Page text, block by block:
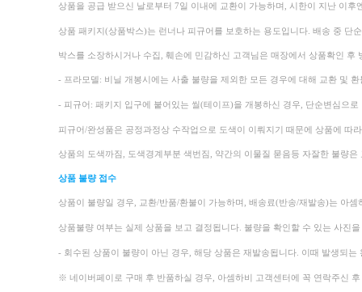
상품을 공급 받으신 날로부터 7일 이내에 교환이 가능하며, 시한이 지난 이후
상품 패키지(상품박스)는 런너나 피규어를 보호하는 용도입니다. 배송 중
박스를 소장하시거나 수집, 훼손에 민감하신 고객님은 매장에서 상품확인 후
- 프라모델: 비닐 개봉시에는 사출 불량을 제외한 모든 경우에 대해 교환 및
- 피규어: 패키지 입구에 붙어있는 씰(테이프)을 개봉하신 경우, 단순변심으
피규어/완성품은 공정과정상 수작업으로 도색이 이뤄지기 때문에 상품에
상품의 도색까짐, 도색경계부분 색번짐, 약간의 이물질 묻음등 자잘한 불량
상품 불량 접수
상품이 불량일 경우, 교환/반품/환불이 가능하며, 배송료(반송/재발송)는 아셈
상품불량 여부는 실제 상품을 보고 결정됩니다. 불량을 확인할 수 있는 사진
- 회수된 상품이 불량이 아닌 경우, 해당 상품은 재발송됩니다. 이때 발생되
※ 네이버페이로 구매 후 반품하실 경우, 아셈하비 고객센터에 꼭 연락주신